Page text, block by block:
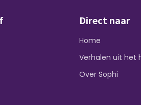
Direct naar
Home
Verhalen uit het
Over Sophi